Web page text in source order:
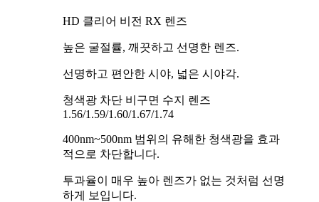
HD 클리어 비전 RX 렌즈
높은 굴절률, 깨끗하고 선명한 렌즈.
선명하고 편안한 시야, 넓은 시야각.
청색광 차단 비구면 수지 렌즈
1.56/1.59/1.60/1.67/1.74
400nm~500nm 범위의 유해한 청색광을 효과
적으로 차단합니다.
투과율이 매우 높아 렌즈가 없는 것처럼 선명
하게 보입니다.